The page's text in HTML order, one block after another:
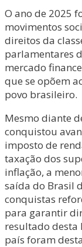
O ano de 2025
movimentos
direitos da
parlamentares
mercado
que se opõem
povo brasileiro.
Mesmo diante
conquistou
imposto de
taxação dos
inflação, a
saída do Brasil
conquistas
para garantir
resultado desta
país foram